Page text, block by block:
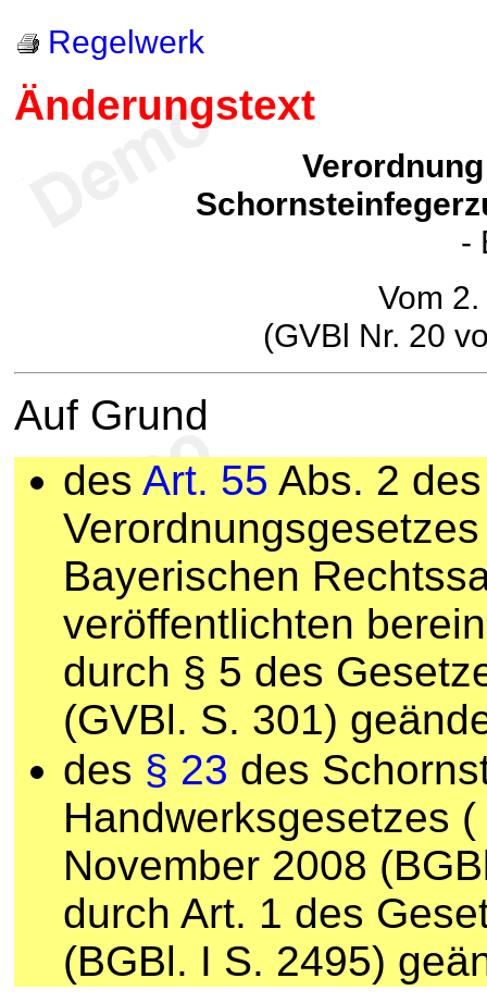
Regelwerk
Änderungstext
-
Vom
(GVBl Nr. 20
Auf Grund
des Art. 55 Abs. 2
Bayerischen
veröffentlichten
durch § 5 des
(GVBl. S. 301)
des § 23 des
Handwerksgesetzes (
November 2008
durch Art. 1 des
(BGBl. I S. 2495)